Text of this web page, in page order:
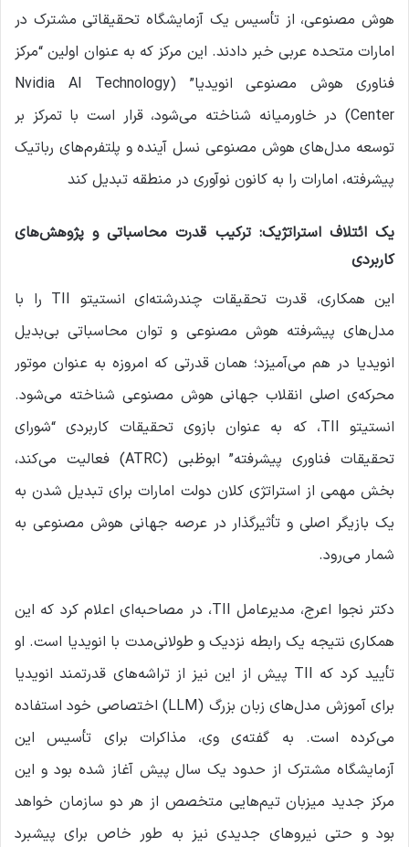
هوش مصنوعی، از تأسیس یک آزمایشگاه تحقیقاتی مشترک در
امارات متحده عربی خبر دادند. این مرکز که به عنوان اولین “مرکز
فناوری هوش مصنوعی انویدیا” (Nvidia AI Technology
Center) در خاورمیانه شناخته می‌شود، قرار است با تمرکز بر
توسعه مدل‌های هوش مصنوعی نسل آینده و پلتفرم‌های رباتیک
پیشرفته، امارات را به کانون نوآوری در منطقه تبدیل کند
یک ائتلاف استراتژیک: ترکیب قدرت محاسباتی و پژوهش‌های
کاربردی
این همکاری، قدرت تحقیقات چندرشته‌ای انستیتو TII را با
مدل‌های پیشرفته هوش مصنوعی و توان محاسباتی بی‌بدیل
انویدیا در هم می‌آمیزد؛ همان قدرتی که امروزه به عنوان موتور
محرکه‌ی اصلی انقلاب جهانی هوش مصنوعی شناخته می‌شود.
انستیتو TII، که به عنوان بازوی تحقیقات کاربردی “شورای
تحقیقات فناوری پیشرفته” ابوظبی (ATRC) فعالیت می‌کند،
بخش مهمی از استراتژی کلان دولت امارات برای تبدیل شدن به
یک بازیگر اصلی و تأثیرگذار در عرصه جهانی هوش مصنوعی به
شمار می‌رود.
دکتر نجوا اعرج، مدیرعامل TII، در مصاحبه‌ای اعلام کرد که این
همکاری نتیجه یک رابطه نزدیک و طولانی‌مدت با انویدیا است. او
تأیید کرد که TII پیش از این نیز از تراشه‌های قدرتمند انویدیا
برای آموزش مدل‌های زبان بزرگ (LLM) اختصاصی خود استفاده
می‌کرده است. به گفته‌ی وی، مذاکرات برای تأسیس این
آزمایشگاه مشترک از حدود یک سال پیش آغاز شده بود و این
مرکز جدید میزبان تیم‌هایی متخصص از هر دو سازمان خواهد
بود و حتی نیروهای جدیدی نیز به طور خاص برای پیشبرد